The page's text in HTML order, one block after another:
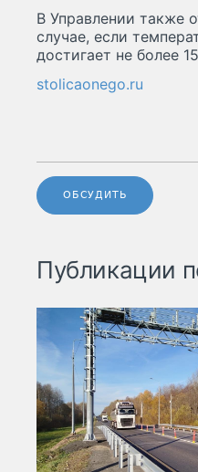
В Управлении также
случае, если
достигает не более
stolicaonego.ru
ОБСУДИТЬ
Публикации